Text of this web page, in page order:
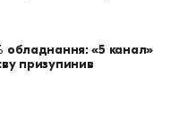
обладнання: «5 канал»
призупинив